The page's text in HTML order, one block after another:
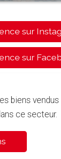
sur
sur
biens vendus
ce secteur.